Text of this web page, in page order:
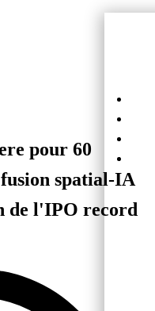
pour 60
spatial-IA
de l'IPO record